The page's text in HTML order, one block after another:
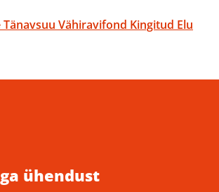
Vähiravifond Kingitud Elu
ühendust